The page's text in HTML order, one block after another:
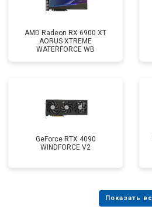
AMD Radeon RX 6900 XT
AORUS XTREME
WATERFORCE WB
GeForce RTX 4090
WINDFORCE V2